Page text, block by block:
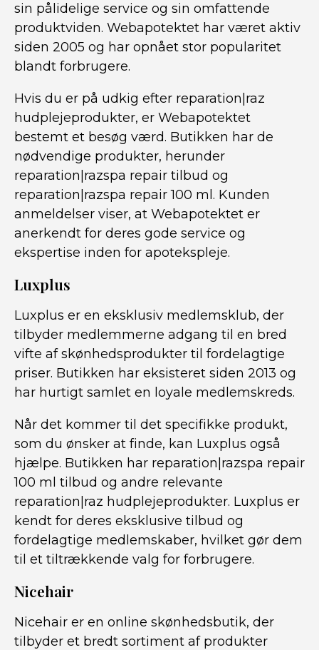
sin pålidelige service og sin omfattende
produktviden. Webapotektet har været aktiv
siden 2005 og har opnået stor popularitet
blandt forbrugere.
Hvis du er på udkig efter reparation|raz
hudplejeprodukter, er Webapotektet
bestemt et besøg værd. Butikken har de
nødvendige produkter, herunder
reparation|razspa repair tilbud og
reparation|razspa repair 100 ml. Kunden
anmeldelser viser, at Webapotektet er
anerkendt for deres gode service og
ekspertise inden for apotekspleje.
Luxplus
Luxplus er en eksklusiv medlemsklub, der
tilbyder medlemmerne adgang til en bred
vifte af skønhedsprodukter til fordelagtige
priser. Butikken har eksisteret siden 2013 og
har hurtigt samlet en loyale medlemskreds.
Når det kommer til det specifikke produkt,
som du ønsker at finde, kan Luxplus også
hjælpe. Butikken har reparation|razspa repair
100 ml tilbud og andre relevante
reparation|raz hudplejeprodukter. Luxplus er
kendt for deres eksklusive tilbud og
fordelagtige medlemskaber, hvilket gør dem
til et tiltrækkende valg for forbrugere.
Nicehair
Nicehair er en online skønhedsbutik, der
tilbyder et bredt sortiment af produkter